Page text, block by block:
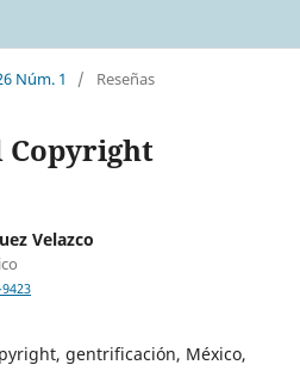
Núm. 1 / Reseñas
Copyright
Velazco
gentrificación, México,